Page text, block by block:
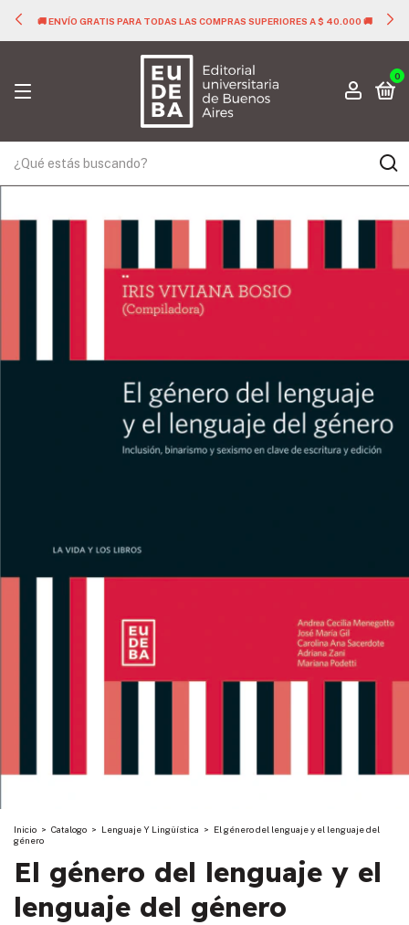
🚚 ENVÍO GRATIS PARA TODAS LAS COMPRAS SUPERIORES A $ 40.000 🚚
0
Inicio > Catalogo > Lenguaje Y Lingüística > El género del lenguaje y el lenguaje del
género
El género del lenguaje y el
lenguaje del género